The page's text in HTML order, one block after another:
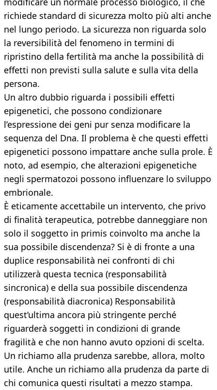
richiede standard di sicurezza molto più alti anche
nel lungo periodo. La sicurezza non riguarda solo
la reversibilità del fenomeno in termini di
ripristino della fertilità ma anche la possibilità di
effetti non previsti sulla salute e sulla vita della
persona.
Un altro dubbio riguarda i possibili effetti
epigenetici, che possono condizionare
l’espressione dei geni pur senza modificare la
sequenza del Dna. Il problema è che questi effetti
epigenetici possono impattare anche sulla prole. È
noto, ad esempio, che alterazioni epigenetiche
negli spermatozoi possono influenzare lo sviluppo
embrionale.
È eticamente accettabile un intervento, che privo
di finalità terapeutica, potrebbe danneggiare non
solo il soggetto in primis coinvolto ma anche la
sua possibile discendenza? Si è di fronte a una
duplice responsabilità nei confronti di chi
utilizzerà questa tecnica (responsabilità
sincronica) e della sua possibile discendenza
(responsabilità diacronica) Responsabilità
quest’ultima ancora più stringente perché
riguarderà soggetti in condizioni di grande
fragilità e che non hanno avuto opzioni di scelta.
Un richiamo alla prudenza sarebbe, allora, molto
utile. Anche un richiamo alla prudenza da parte di
chi comunica questi risultati a mezzo stampa.